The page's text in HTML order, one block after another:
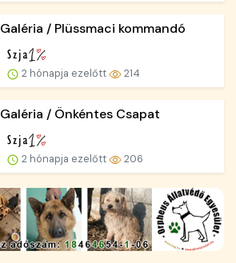
Galéria / Plüssmaci kommandó
2 hónapja ezelőtt 214
Galéria / Önkéntes Csapat
2 hónapja ezelőtt 206